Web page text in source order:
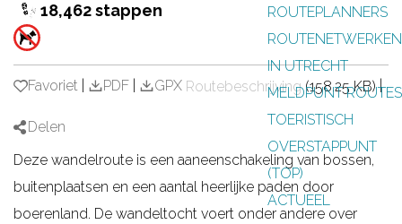
ROUTEPLANNERS
ROUTENETWERKEN
IN UTRECHT
MELDPUNT ROUTES
TOERISTISCH
OVERSTAPPUNT
(TOP)
ACTUEEL
18,462 stappen
Favoriet
Favoriet PDF GPX Routebeschrijving(158.25 KB) |
Delen
Deze wandelroute is een aaneenschakeling van bossen,
buitenplaatsen en een aantal heerlijke paden door
boerenland. De wandeltocht voert onder andere over